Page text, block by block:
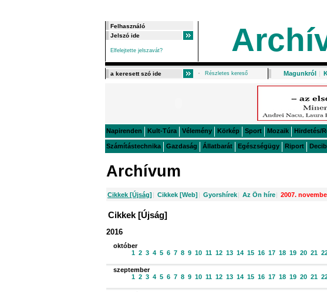
Elfelejtette jelszavát?
Részletes kereső Magunkról |
Napirenden Kult-Túra Vélemény Körkép Sport Mozaik Hirdetés/
Számítástechnika Gazdaság Állatbarát Egészségügy Riport
Archívum
Cikkek [Újság] | Cikkek [Web] | Gyorshírek| Az Ön híre| 2007.
Cikkek [Újság]
2016
október
1 2 3 4 5 6 7 8 9 10 11 12 13 14 15 16 17 18 19 20 21
szeptember
1 2 3 4 5 6 7 8 9 10 11 12 13 14 15 16 17 18 19 20 21